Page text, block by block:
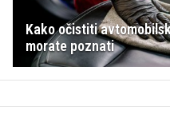
Kako očistiti
morate poznati